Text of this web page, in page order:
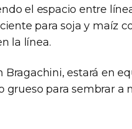
el espacio entre
para soja y maíz
la línea.
estará en
para sembrar a